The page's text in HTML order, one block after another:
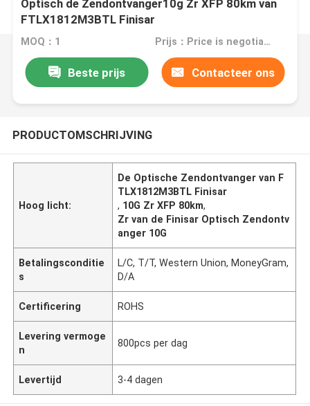
Optisch de Zendontvanger10g Zr XFP 80km van
FTLX1812M3BTL Finisar
MOQ：1 Prijs：Price is negotiable
Beste prijs Contacteer ons
PRODUCTOMSCHRIJVING
Hoog licht:
De Optische Zendontvanger van F
TLX1812M3BTL Finisar
, 10G Zr XFP 80km,
Zr van de Finisar Optisch Zendontv
anger 10G
Betalingsconditie
s
L/C, T/T, Western Union, MoneyGram,
D/A
Certificering ROHS
Levering vermoge
n
800pcs per dag
Levertijd 3-4 dagen